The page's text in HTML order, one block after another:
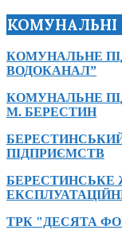
КОМУНАЛЬНІ
КОМУНАЛЬНЕ
ВОДОКАНАЛ”
КОМУНАЛЬНЕ
М. БЕРЕСТИН
ПІДПРИЄМСТВ
БЕРЕСТИНСЬКЕ
ТРК "ДЕСЯТА